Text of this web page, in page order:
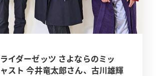
イダーゼッツ さよならのミッ
スト 今井竜太郎さん、古川雄輝